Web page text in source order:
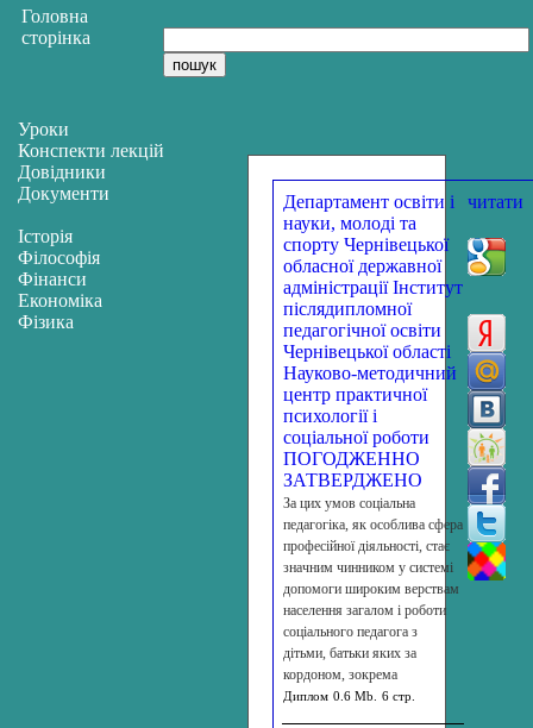
Департамент освіти і
науки, молоді та
спорту Чернівецької
обласної державної
адміністрації Інститут
післядипломної
педагогічної освіти
Чернівецької області
Науково-методичний
центр практичної
психології і
соціальної роботи
ПОГОДЖЕННО
ЗАТВЕРДЖЕНО
За цих умов соціальна
педагогіка, як особлива сфера
професійної діяльності, стає
значним чинником у системі
допомоги широким верствам
населення загалом і роботи
соціального педагога з
дітьми, батьки яких за
кордоном, зокрема
Диплом 0.6 Mb. 6 стр.
читати
Уроки
Конспекти лекцій
Довідники
Документи
Історія
Філософія
Фінанси
Економіка
Фізика
Головна
сторінка